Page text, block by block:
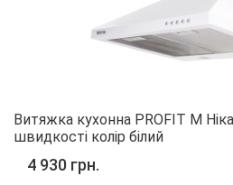
Витяжка кухонна PROFIT M
швидкості колір білий
4 930 грн.